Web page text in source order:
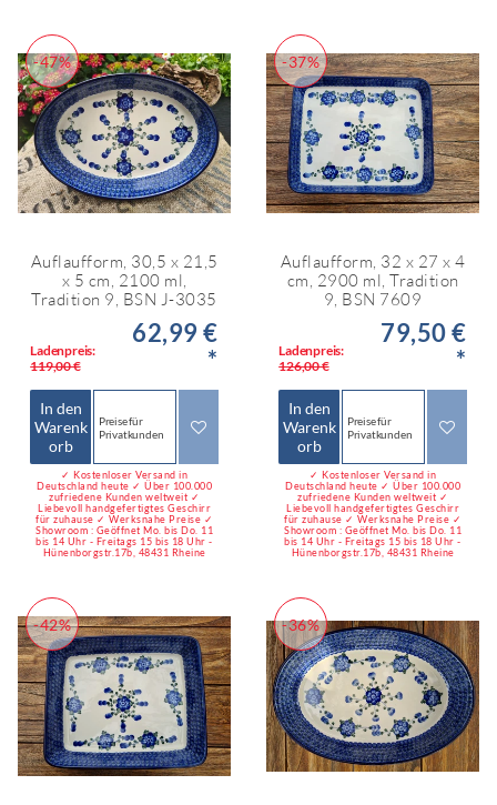
-47%
Auflaufform, 30,5 x 21,5
x 5 cm, 2100 ml,
Tradition 9, BSN J-3035
Ladenpreis:
119,00 €
62,99 €
*
In den
Warenk
orb
Preise für
Privatkunden
✓ Kostenloser Versand in
Deutschland heute ✓ Über 100.000
zufriedene Kunden weltweit ✓
Liebevoll handgefertigtes Geschirr
für zuhause ✓ Werksnahe Preise ✓
Showroom : Geöffnet Mo. bis Do. 11
bis 14 Uhr - Freitags 15 bis 18 Uhr -
Hünenborgstr.17b, 48431 Rheine
-37%
Auflaufform, 32 x 27 x 4
cm, 2900 ml, Tradition
9, BSN 7609
Ladenpreis:
126,00 €
79,50 €
*
In den
Warenk
orb
Preise für
Privatkunden
✓ Kostenloser Versand in
Deutschland heute ✓ Über 100.000
zufriedene Kunden weltweit ✓
Liebevoll handgefertigtes Geschirr
für zuhause ✓ Werksnahe Preise ✓
Showroom : Geöffnet Mo. bis Do. 11
bis 14 Uhr - Freitags 15 bis 18 Uhr -
Hünenborgstr.17b, 48431 Rheine
-42% -36%